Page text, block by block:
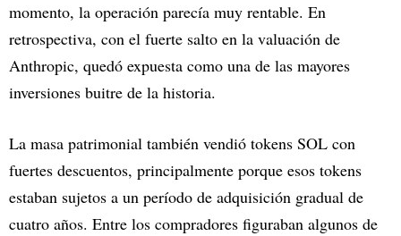
momento, la operación parecía muy rentable. En
retrospectiva, con el fuerte salto en la valuación de
Anthropic, quedó expuesta como una de las mayores
inversiones buitre de la historia.
La masa patrimonial también vendió tokens SOL con
fuertes descuentos, principalmente porque esos tokens
estaban sujetos a un período de adquisición gradual de
cuatro años. Entre los compradores figuraban algunos de